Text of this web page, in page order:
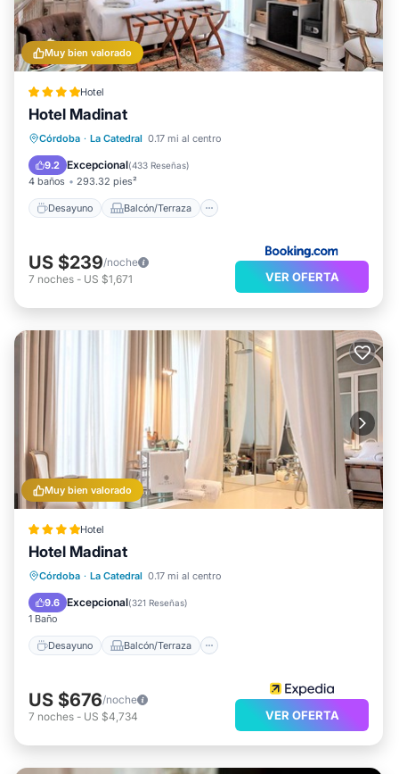
Muy bien valorado
Hotel
Hotel Madinat
Córdoba · La Catedral 0.17 mi al centro
9.2 Excepcional(433 Reseñas)
4 baños 293.32 pies²
Desayuno Balcón/Terraza
Desayuno
Balcón/Terraza
Aire acondicionado
US $239/noche
7 noches - US $1,671 VER OFERTA
Muy bien valorado
Hotel
Hotel Madinat
Córdoba · La Catedral 0.17 mi al centro
9.6 Excepcional(321 Reseñas)
1 Baño
Desayuno Balcón/Terraza
Desayuno
Balcón/Terraza
Aire acondicionado
US $676/noche
7 noches - US $4,734 VER OFERTA